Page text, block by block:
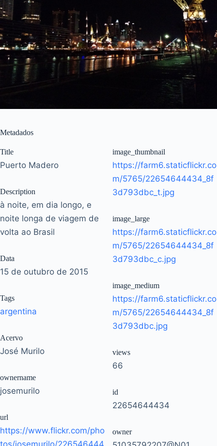
Metadados
Title
Puerto Madero
Description
à noite, em dia longo, e
noite longa de viagem de
volta ao Brasil
Data
15 de outubro de 2015
Tags
argentina
Acervo
José Murilo
ownername
josemurilo
url
https://www.flickr.com/pho
image_thumbnail
https://farm6.staticflickr.co
m/5765/22654644434_8f
3d793dbc_t.jpg
image_large
https://farm6.staticflickr.co
m/5765/22654644434_8f
3d793dbc_c.jpg
image_medium
https://farm6.staticflickr.co
m/5765/22654644434_8f
3d793dbc.jpg
views
66
id
22654644434
owner